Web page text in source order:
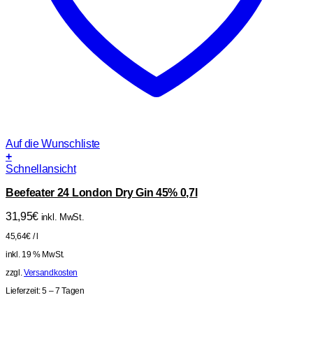
Auf die Wunschliste
+
Schnellansicht
Beefeater 24 London Dry Gin 45% 0,7l
31,95€ inkl. MwSt.
45,64€ /
inkl. 19 % MwSt.
zzgl.Versandkosten
Lieferzeit:5 – 7 Tagen